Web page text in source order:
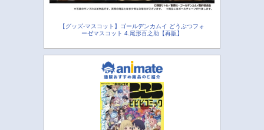
【グッズ-マスコット】ゴールデンカムイ どうぶつフォ
ーゼマスコット 4.尾形百之助【再販】